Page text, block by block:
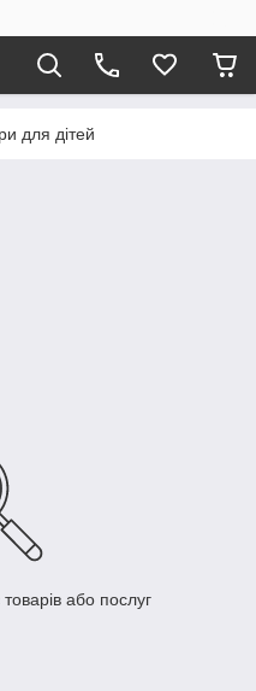
для дітей
або послуг